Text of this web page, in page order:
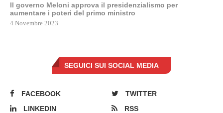
Il governo Meloni approva il presidenzialismo per
aumentare i poteri del primo ministro
4 Novembre 2023
SEGUICI SUI SOCIAL MEDIA
FACEBOOK
TWITTER
LINKEDIN
RSS